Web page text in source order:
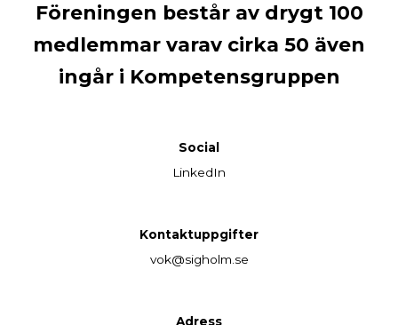
Föreningen består av drygt 100
medlemmar varav cirka 50 även
ingår i Kompetensgruppen
Social
LinkedIn
Kontaktuppgifter
vok@sigholm.se
Adress